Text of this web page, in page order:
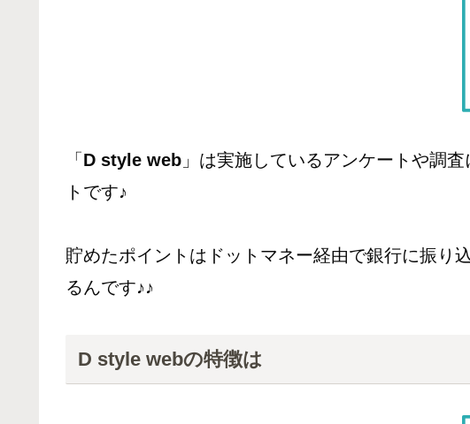
「 D style web 」は実施しているアンケートや調
トです♪
貯めたポイントはドットマネー経由で銀行に振り
るんです♪♪
D style webの特徴は